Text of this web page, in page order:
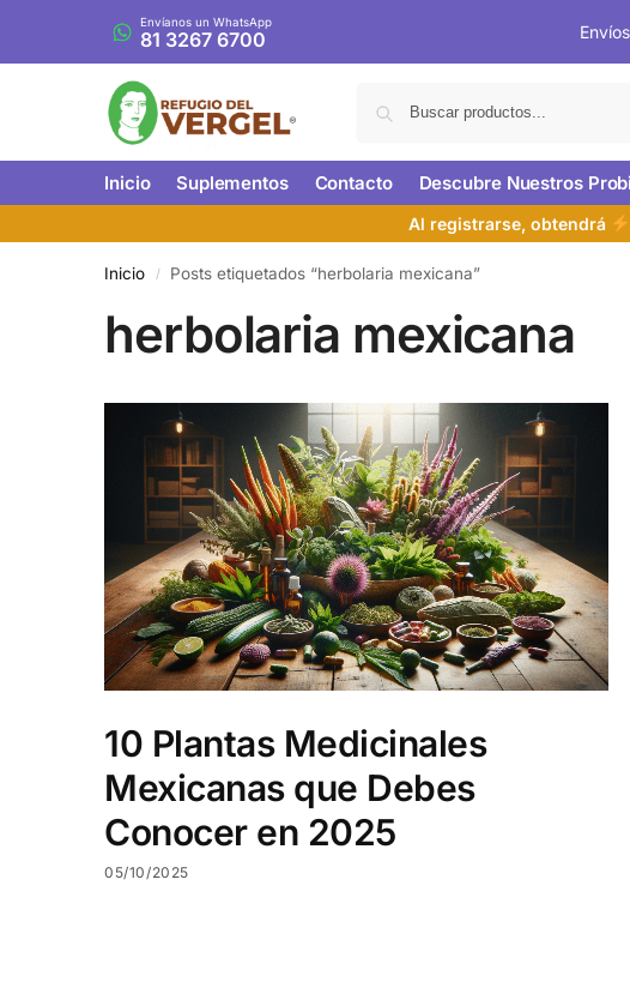
Envíanos un WhatsApp
81 3267 6700
Inicio Suplementos Contacto Descubre Nuestros
Al registrarse, obtendrá
Inicio / Posts etiquetados “herbolaria mexicana”
herbolaria mexicana
10 Plantas Medicinales
Mexicanas que Debes
Conocer en 2025
05/10/2025